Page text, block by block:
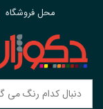
محل فروشگاه